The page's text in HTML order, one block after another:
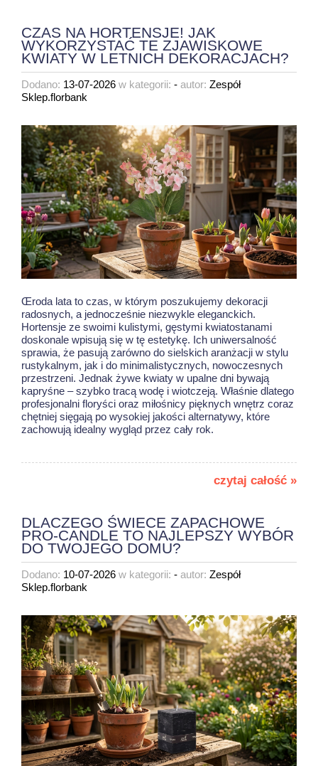
CZAS NA HORTENSJE! JAK
WYKORZYSTAĆ TE ZJAWISKOWE
KWIATY W LETNICH DEKORACJACH?
Dodano: 13-07-2026 w kategorii: - autor: Zespół
Sklep.florbank
Œroda lata to czas, w którym poszukujemy dekoracji
radosnych, a jednocześnie niezwykle eleganckich.
Hortensje ze swoimi kulistymi, gęstymi kwiatostanami
doskonale wpisują się w tę estetykę. Ich uniwersalność
sprawia, że pasują zarówno do sielskich aranżacji w stylu
rustykalnym, jak i do minimalistycznych, nowoczesnych
przestrzeni. Jednak żywe kwiaty w upalne dni bywają
kapryśne – szybko tracą wodę i wiotczeją. Właśnie dlatego
profesjonalni floryści oraz miłośnicy pięknych wnętrz coraz
chętniej sięgają po wysokiej jakości alternatywy, które
zachowują idealny wygląd przez cały rok.
czytaj całość »
DLACZEGO ŚWIECE ZAPACHOWE
PRO-CANDLE TO NAJLEPSZY WYBÓR
DO TWOJEGO DOMU?
Dodano: 10-07-2026 w kategorii: - autor: Zespół
Sklep.florbank